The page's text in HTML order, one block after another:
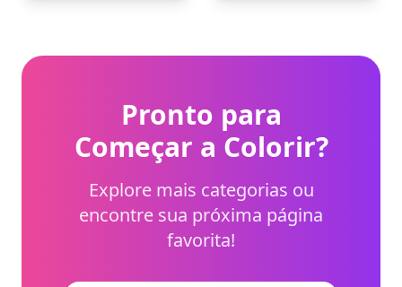
Pronto para
Começar a Colorir?
Explore mais categorias ou
encontre sua próxima página
favorita!